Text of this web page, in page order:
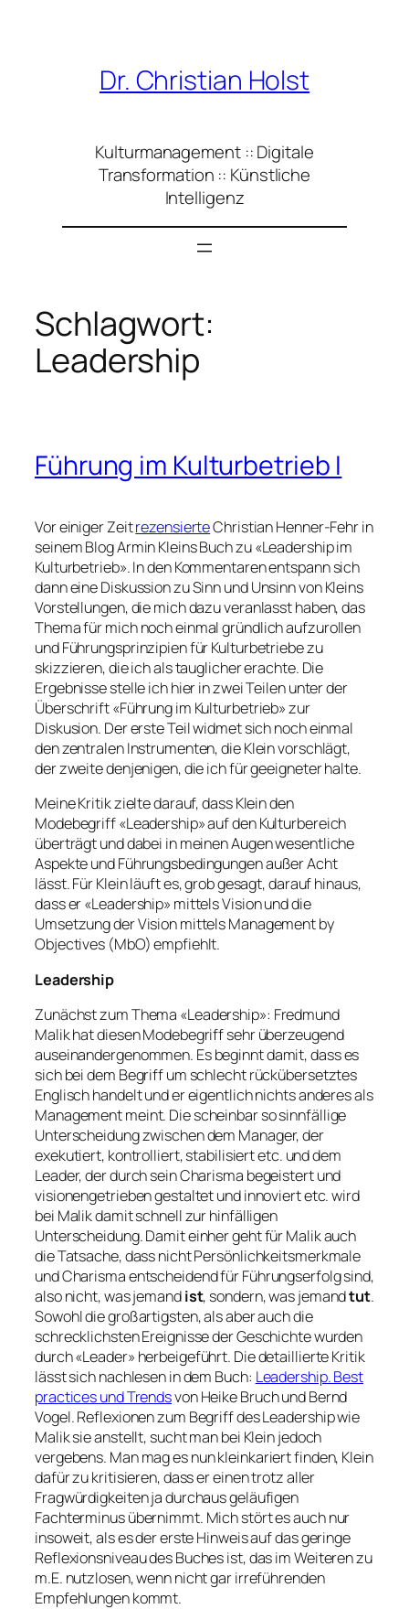
Dr. Christian Holst
Kulturmanagement :: Digitale
Transformation :: Künstliche
Intelligenz
Schlagwort:
Leadership
Führung im Kulturbetrieb I
Vor einiger ZeitrezensierteChristian Henner-Fehr in
seinem Blog Armin Kleins Buch zu «Leadership im
Kulturbetrieb». In den Kommentaren entspann sich
dann eine Diskussion zu Sinn und Unsinn von Kleins
Vorstellungen, die mich dazu veranlasst haben, das
Thema für mich noch einmal gründlich aufzurollen
und Führungsprinzipien für Kulturbetriebe zu
skizzieren, die ich als tauglicher erachte. Die
Ergebnisse stelle ich hier in zwei Teilen unter der
Überschrift «Führung im Kulturbetrieb» zur
Diskusion. Der erste Teil widmet sich noch einmal
den zentralen Instrumenten, die Klein vorschlägt,
der zweite denjenigen, die ich für geeigneter halte.
Meine Kritik zielte darauf, dass Klein den
Modebegriff «Leadership» auf den Kulturbereich
überträgt und dabei in meinen Augen wesentliche
Aspekte und Führungsbedingungen außer Acht
lässt. Für Klein läuft es, grob gesagt, darauf hinaus,
dass er «Leadership» mittels Vision und die
Umsetzung der Vision mittels Management by
Objectives (MbO) empfiehlt.
Leadership
Zunächst zum Thema «Leadership»: Fredmund
Malik hat diesen Modebegriff sehr überzeugend
auseinandergenommen. Es beginnt damit, dass es
sich bei dem Begriff um schlecht rückübersetztes
Englisch handelt und er eigentlich nichts anderes als
Management meint. Die scheinbar so sinnfällige
Unterscheidung zwischen dem Manager, der
exekutiert, kontrolliert, stabilisiert etc. und dem
Leader, der durch sein Charisma begeistert und
visionengetrieben gestaltet und innoviert etc. wird
bei Malik damit schnell zur hinfälligen
Unterscheidung. Damit einher geht für Malik auch
die Tatsache, dass nicht Persönlichkeitsmerkmale
und Charisma entscheidend für Führungserfolg sind,
also nicht, was jemandist, sondern, was jemandtut.
Sowohl die großartigsten, als aber auch die
schrecklichsten Ereignisse der Geschichte wurden
durch «Leader» herbeigeführt. Die detaillierte Kritik
lässt sich nachlesen in dem Buch: Leadership. Best
practices und Trendsvon Heike Bruch und Bernd
Vogel. Reflexionen zum Begriff des Leadership wie
Malik sie anstellt, sucht man bei Klein jedoch
vergebens. Man mag es nun kleinkariert finden, Klein
dafür zu kritisieren, dass er einen trotz aller
Fragwürdigkeiten ja durchaus geläufigen
Fachterminus übernimmt. Mich stört es auch nur
insoweit, als es der erste Hinweis auf das geringe
Reflexionsniveau des Buches ist, das im Weiteren zu
m.E. nutzlosen, wenn nicht gar irreführenden
Empfehlungen kommt.